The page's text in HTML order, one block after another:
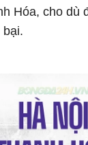
Hóa, cho dù
bại.